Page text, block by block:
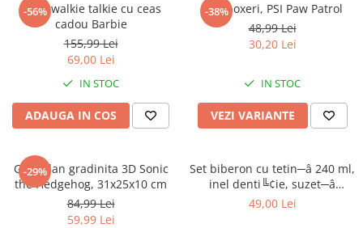
-56%
Set 2 walkie talkie cu ceas
cadou Barbie
155,99 Lei
69,00 Lei
IN STOC
ADAUGA IN COS
-38%
Slip boxeri, PSI Paw Patrol
48,99 Lei
30,20 Lei
IN STOC
VEZI VARIANTE
-29%
Ghiozdan gradinita 3D Sonic
the Hedgehog, 31x25x10 cm
84,99 Lei
59,99 Lei
Set biberon cu tetin─â 240 ml,
inel denti╚¢ie, suzet─â
ortodontic─â ╚Öi suport
49,00 Lei